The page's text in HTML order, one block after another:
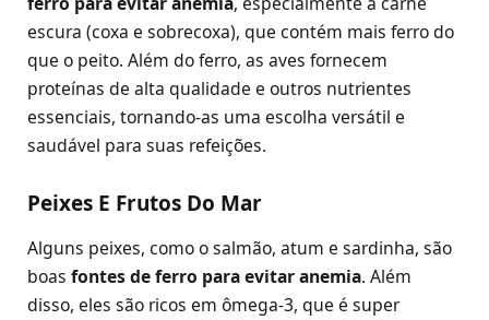
escura (coxa e sobrecoxa), que contém mais ferro do
que o peito. Além do ferro, as aves fornecem
proteínas de alta qualidade e outros nutrientes
essenciais, tornando-as uma escolha versátil e
saudável para suas refeições.
Peixes E Frutos Do Mar
Alguns peixes, como o salmão, atum e sardinha, são
boas fontes de ferro para evitar anemia. Além
disso, eles são ricos em ômega-3, que é super